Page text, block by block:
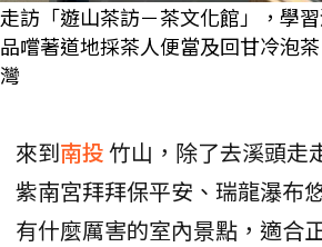
走訪「遊山茶訪－茶文化館」，學
品嚐著道地採茶人便當及回甘冷泡
灣
來到南投竹山，除了去溪頭走
紫南宮拜拜保平安、瑞龍瀑布
有什麼厲害的室內景點，適合